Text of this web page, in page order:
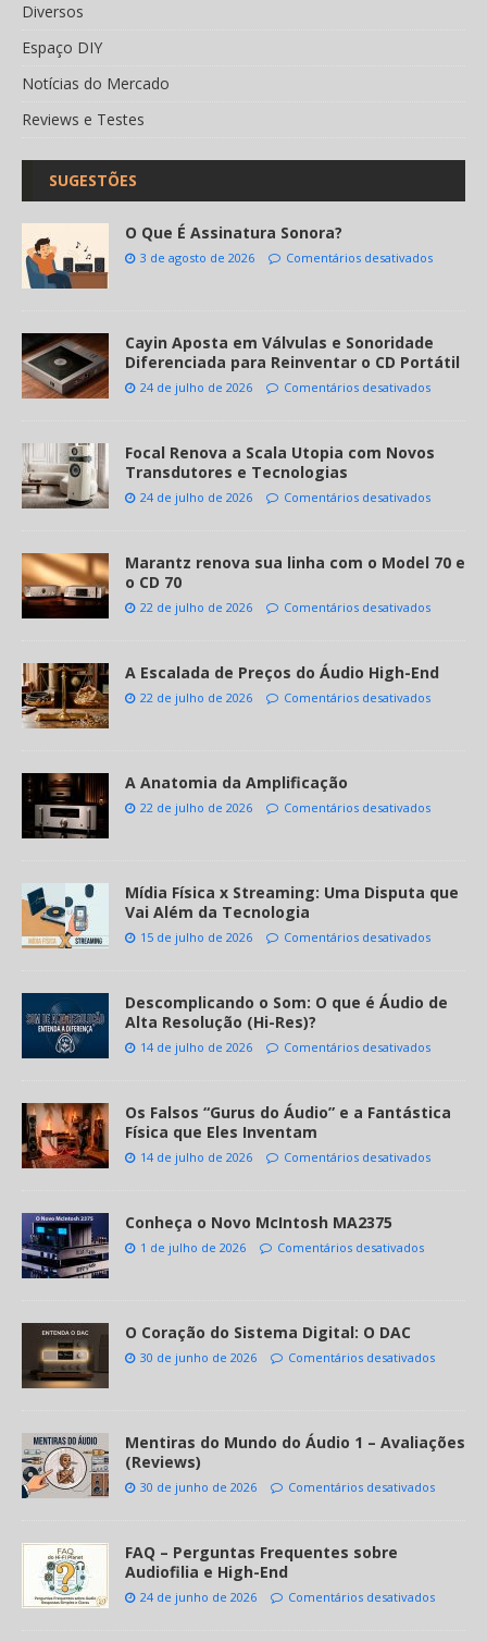
Diversos
Espaço DIY
Notícias do Mercado
Reviews e Testes
SUGESTÕES
O Que É Assinatura Sonora?
3 de agosto de 2026 Comentários desativados
Cayin Aposta em Válvulas e Sonoridade
Diferenciada para Reinventar o CD Portátil
24 de julho de 2026 Comentários desativados
Focal Renova a Scala Utopia com Novos
Transdutores e Tecnologias
24 de julho de 2026 Comentários desativados
Marantz renova sua linha com o Model 70 e
o CD 70
22 de julho de 2026 Comentários desativados
A Escalada de Preços do Áudio High-End
22 de julho de 2026 Comentários desativados
A Anatomia da Amplificação
22 de julho de 2026 Comentários desativados
Mídia Física x Streaming: Uma Disputa que
Vai Além da Tecnologia
15 de julho de 2026 Comentários desativados
Descomplicando o Som: O que é Áudio de
Alta Resolução (Hi-Res)?
14 de julho de 2026 Comentários desativados
Os Falsos “Gurus do Áudio” e a Fantástica
Física que Eles Inventam
14 de julho de 2026 Comentários desativados
Conheça o Novo McIntosh MA2375
1 de julho de 2026 Comentários desativados
O Coração do Sistema Digital: O DAC
30 de junho de 2026 Comentários desativados
Mentiras do Mundo do Áudio 1 – Avaliações
(Reviews)
30 de junho de 2026 Comentários desativados
FAQ – Perguntas Frequentes sobre
Audiofilia e High-End
24 de junho de 2026 Comentários desativados